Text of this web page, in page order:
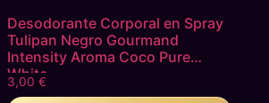
Desodorante Corporal en Spray
Tulipan Negro Gourmand
Intensity Aroma Coco Pure
White
3,00 €